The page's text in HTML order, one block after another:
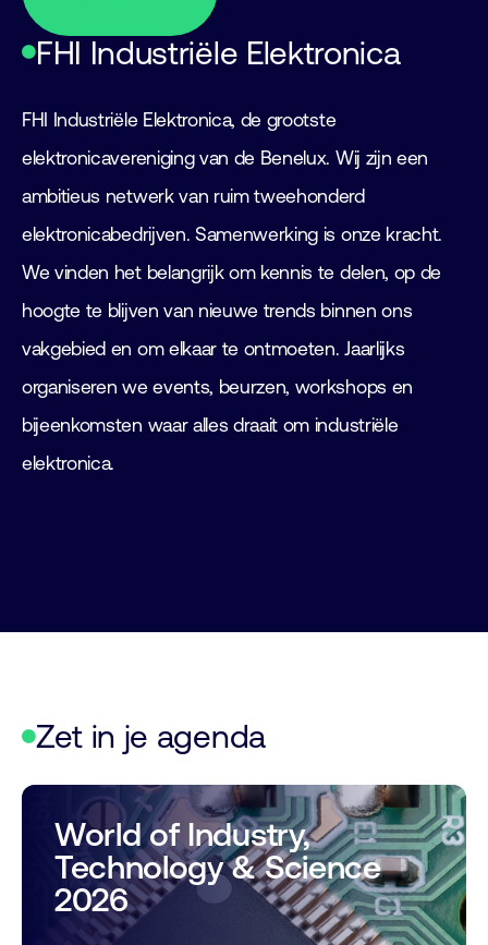
FHI Industriële Elektronica
FHI Industriële Elektronica, de grootste
elektronicavereniging van de Benelux. Wij zijn een
ambitieus netwerk van ruim tweehonderd
elektronicabedrijven. Samenwerking is onze kracht.
We vinden het belangrijk om kennis te delen, op de
hoogte te blijven van nieuwe trends binnen ons
vakgebied en om elkaar te ontmoeten. Jaarlijks
organiseren we events, beurzen, workshops en
bijeenkomsten waar alles draait om industriële
elektronica.
Zet in je agenda
World of Industry,
Technology & Science
2026